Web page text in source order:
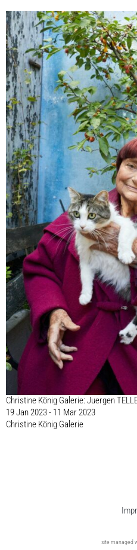
Christine König Galerie: Juergen
19 Jan 2023 - 11 Mar 2023
Christine König Galerie
site managed